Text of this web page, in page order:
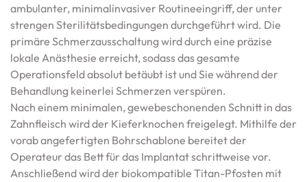
ambulanter, minimalinvasiver Routineeingriff, der unter
strengen Sterilitätsbedingungen durchgeführt wird. Die
primäre Schmerzausschaltung wird durch eine präzise
lokale Anästhesie erreicht, sodass das gesamte
Operationsfeld absolut betäubt ist und Sie während der
Behandlung keinerlei Schmerzen verspüren.
Nach einem minimalen, gewebeschonenden Schnitt in das
Zahnfleisch wird der Kieferknochen freigelegt. Mithilfe der
vorab angefertigten Bohrschablone bereitet der
Operateur das Bett für das Implantat schrittweise vor.
Anschließend wird der biokompatible Titan-Pfosten mit